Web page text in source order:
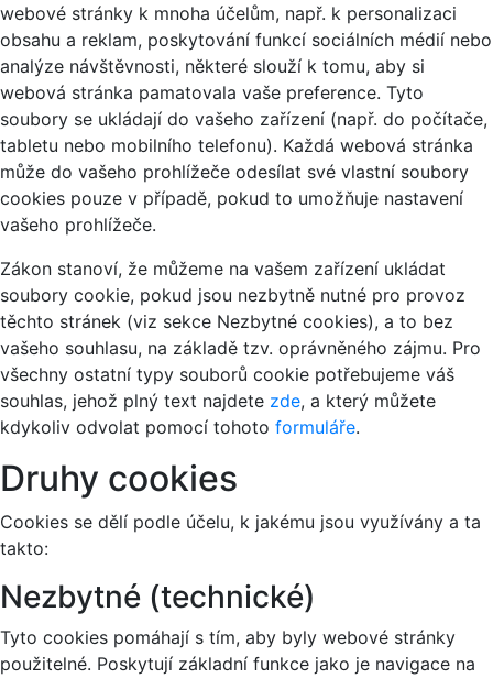
webové stránky k mnoha účelům, např. k personalizaci
obsahu a reklam, poskytování funkcí sociálních médií nebo
analýze návštěvnosti, některé slouží k tomu, aby si
webová stránka pamatovala vaše preference. Tyto
soubory se ukládají do vašeho zařízení (např. do počítače,
tabletu nebo mobilního telefonu). Každá webová stránka
může do vašeho prohlížeče odesílat své vlastní soubory
cookies pouze v případě, pokud to umožňuje nastavení
vašeho prohlížeče.
Zákon stanoví, že můžeme na vašem zařízení ukládat
soubory cookie, pokud jsou nezbytně nutné pro provoz
těchto stránek (viz sekce Nezbytné cookies), a to bez
vašeho souhlasu, na základě tzv. oprávněného zájmu. Pro
všechny ostatní typy souborů cookie potřebujeme váš
souhlas, jehož plný text najdete zde, a který můžete
kdykoliv odvolat pomocí tohoto formuláře.
Druhy cookies
Cookies se dělí podle účelu, k jakému jsou využívány a ta
takto:
Nezbytné (technické)
Tyto cookies pomáhají s tím, aby byly webové stránky
použitelné. Poskytují základní funkce jako je navigace na